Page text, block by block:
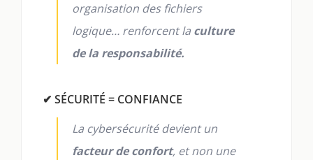
organisation des fichiers
logique… renforcent la culture
de la responsabilité.
✔ SÉCURITÉ = CONFIANCE
La cybersécurité devient un
facteur de confort, et non une